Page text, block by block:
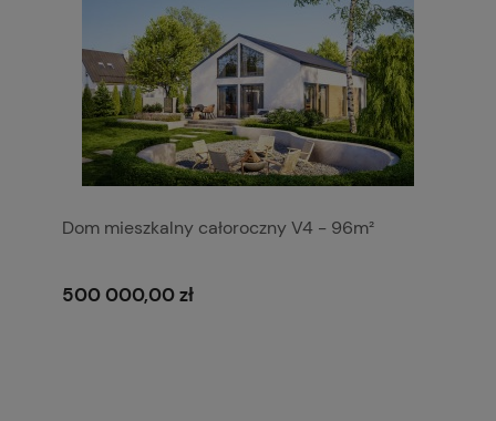
Dom mieszkalny całoroczny V4 - 96m²
500 000,00 zł